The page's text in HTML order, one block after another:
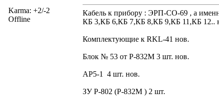
Karma: +2/-2
Offline
Кабель к прибору : ЭРП-СО-69 , а
КБ 3,КБ 6,КБ 7,КБ 8,КБ 9,КБ 11,КБ 12..
Комплектующие к RKL-41 нов.
Блок № 53 от Р-832М 3 шт. нов.
АР5-1 4 шт. нов.
ЗУ Р-802 (Р-832М ) 2 шт.